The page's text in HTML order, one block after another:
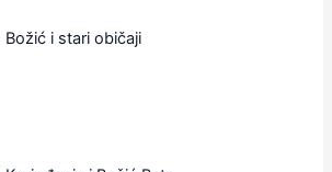
Božić i stari običaji